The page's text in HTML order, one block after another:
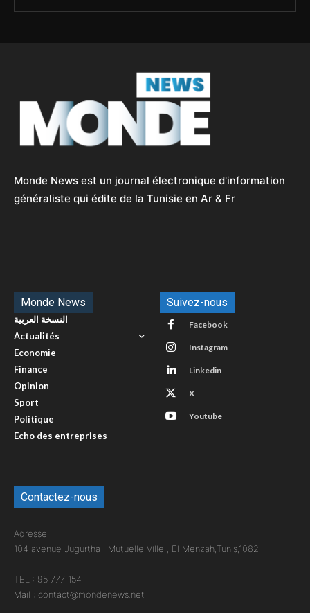
Monde News est un journal électronique d'information
généraliste qui édite de la Tunisie en Ar & Fr
Monde News
النسخة العربية
Actualités
Economie
Finance
Opinion
Sport
Politique
Echo des entreprises
Suivez-nous
Facebook
Instagram
Linkedin
X
Youtube
Contactez-nous
Adresse :
104 avenue Jugurtha , Mutuelle Ville , El Menzah,Tunis,1082
TEL : 95 777 154
Mail : contact@mondenews.net